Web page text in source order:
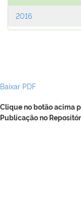
2016
Baixar PDF
Clique no botão acima
Publicação no